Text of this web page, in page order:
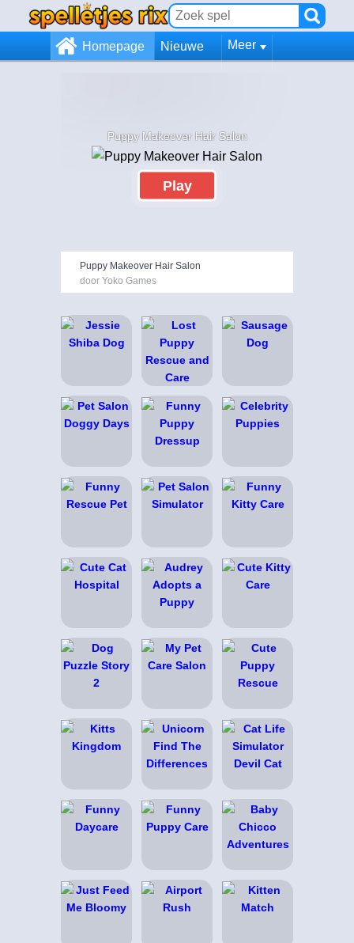
Homepage Nieuwe Meer
Puppy Makeover Hair Salon
Play
Puppy Makeover Hair Salon
door Yoko Games